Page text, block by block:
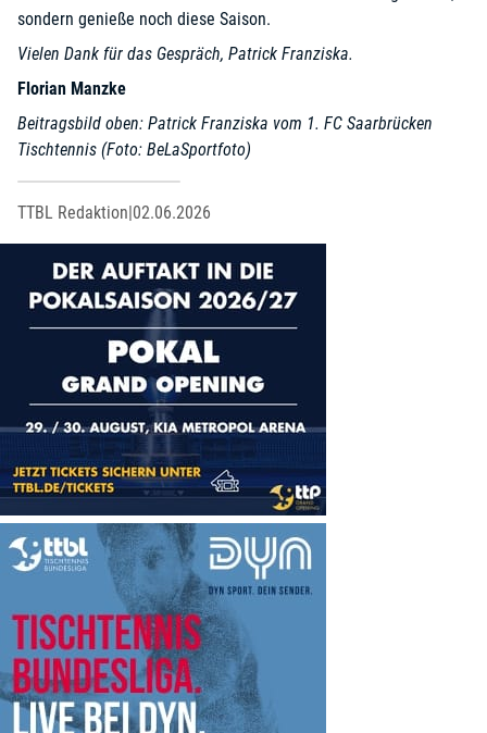
sondern genieße noch diese Saison.
Vielen Dank für das Gespräch, Patrick Franziska.
Florian Manzke
Beitragsbild oben: Patrick Franziska vom 1. FC Saarbrücken
Tischtennis (Foto: BeLaSportfoto)
TTBL Redaktion|02.06.2026